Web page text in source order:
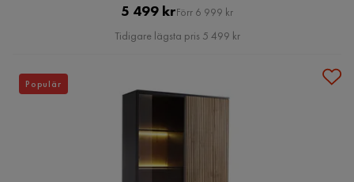
Pris
5 499 krOriginal
Pris
Förr 6 999 kr
Tidigare lägsta pris 5 499 kr
Populär